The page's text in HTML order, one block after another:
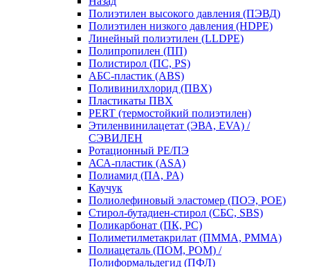
Полиэтилен высокого давления (ПЭВД)
Полиэтилен низкого давления (HDPE)
Линейный полиэтилен (LLDPE)
Полипропилен (ПП)
Полистирол (ПС, PS)
АБС-пластик (ABS)
Поливинилхлорид (ПВХ)
Пластикаты ПВХ
PERT (термостойкий полиэтилен)
Этиленвинилацетат (ЭВА, EVA) /
СЭВИЛЕН
Ротационный PE/ПЭ
АСА-пластик (ASA)
Полиамид (ПА, PA)
Каучук
Полиолефиновый эластомер (ПОЭ, POE)
Стирол-бутадиен-стирол (СБС, SBS)
Поликарбонат (ПК, PC)
Полиметилметакрилат (ПММА, PMMA)
Полиацеталь (ПОМ, POM) /
Полиформальдегид (ПФЛ)